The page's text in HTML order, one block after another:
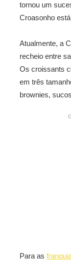
tornou um
Croasonho
Atualmente, a
recheio entre
Os croissants
em três
brownies,
Para as